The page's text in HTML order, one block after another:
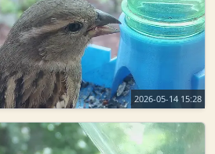
2026-05-14 15:28